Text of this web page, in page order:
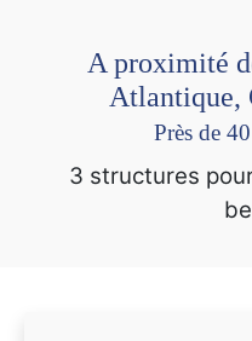
A proximité
Atlantique,
Près de
3 structures